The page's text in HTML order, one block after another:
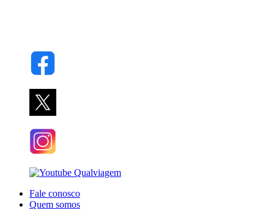
Fale conosco
Quem somos